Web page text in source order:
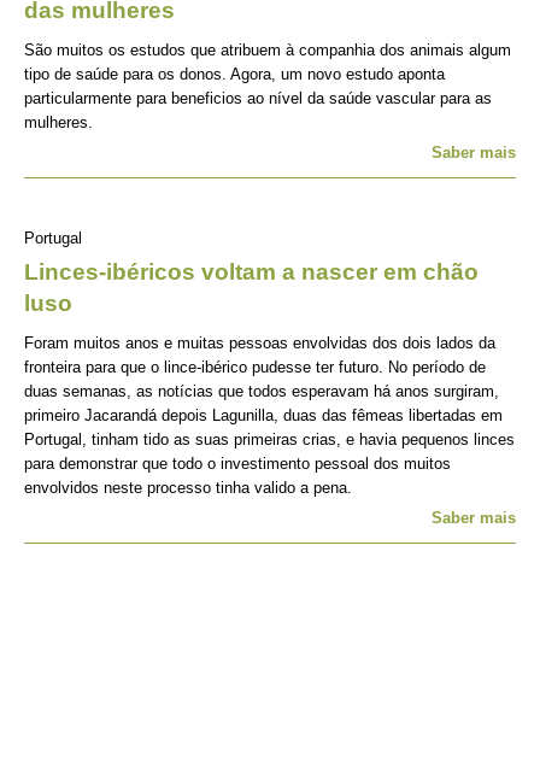
das mulheres
São muitos os estudos que atribuem à companhia dos animais algum
tipo de saúde para os donos. Agora, um novo estudo aponta
particularmente para beneficios ao nível da saúde vascular para as
mulheres.
Saber mais
Portugal
Linces-ibéricos voltam a nascer em chão
luso
Foram muitos anos e muitas pessoas envolvidas dos dois lados da
fronteira para que o lince-ibérico pudesse ter futuro. No período de
duas semanas, as notícias que todos esperavam há anos surgiram,
primeiro Jacarandá depois Lagunilla, duas das fêmeas libertadas em
Portugal, tinham tido as suas primeiras crias, e havia pequenos linces
para demonstrar que todo o investimento pessoal dos muitos
envolvidos neste processo tinha valido a pena.
Saber mais